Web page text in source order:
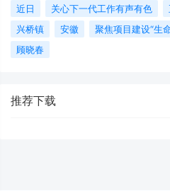
近日
关心下一代工作有声有色
兴桥镇
安徽 聚焦项目建设“生
顾晓春
推荐下载